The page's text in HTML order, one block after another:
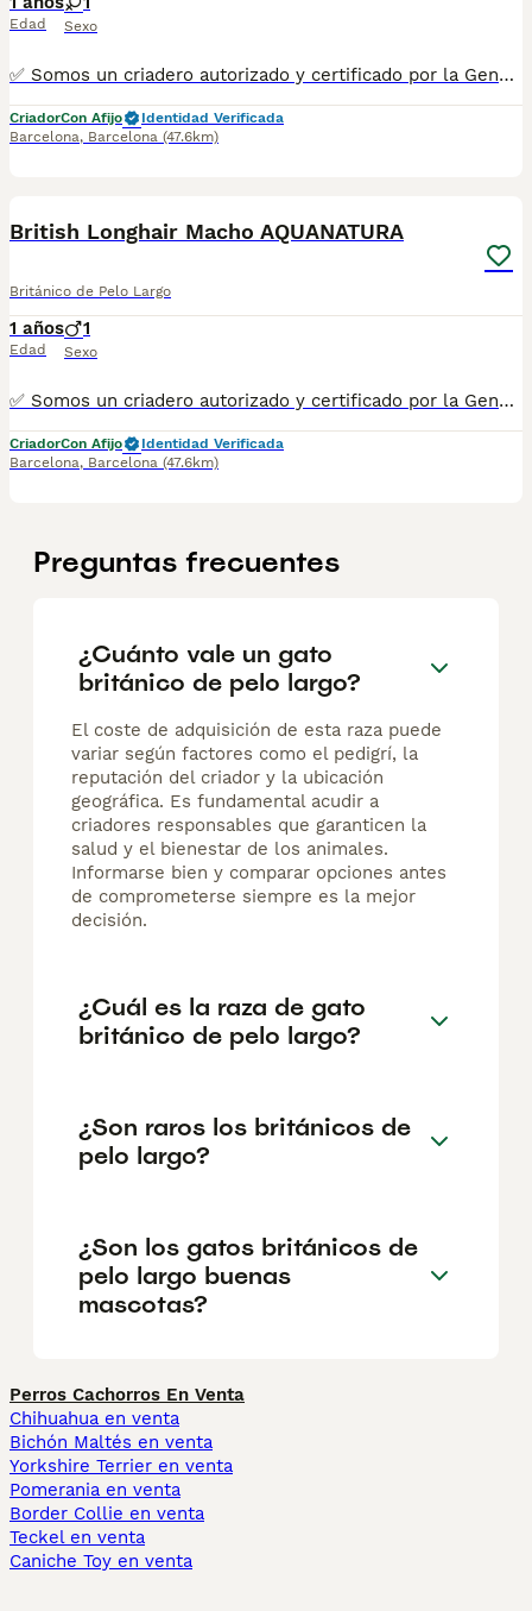
Edad Sexo
✅ Somos un criadero autorizado y certificado por la Generalitat de Catalunya. PARA MÁS INFORMACIÓN: ☎️ 933095977 📱 685878504 / 674320847 💻 www.aquanatura.es 🚙 Hacemos envíos 📌 Calle Roger de Flor 45, muy cerca del Arc de Triomf de Barcelona, de Lunes a Sábados. Se entregan con la mayoría de sus vacunas, desparasitados interna y externamente, con microchip y su registro, cartilla sanitaria y contrato de garantías, bajo la supervisión de nuestro equipo veterinario. AQUANATURA
CriadorCon Afijo
Identidad Verificada
Barcelona, Barcelona (47.6km)
British Longhair Macho AQUANATURA
Británico de Pelo Largo
1 años
Edad
1
Sexo
✅ Somos un criadero autorizado y certificado por la Generalitat de Catalunya. PARA MÁS INFORMACIÓN: ☎️ 933095977 📱 685878504 / 674320847 💻 www.aquanatura.es 🚙 Hacemos envíos 📌 Calle Roger de Flor 45, muy cerca del Arc de Triomf de Barcelona, de Lunes a Sábados. Se entregan con la mayoría de sus vacunas, desparasitados interna y externamente, con microchip y su registro, cartilla sanitaria y contrato de garantías, bajo la supervisión de nuestro equipo veterinario. AQUANATURA
CriadorCon Afijo
Identidad Verificada
Barcelona, Barcelona (47.6km)
Preguntas frecuentes
¿Cuánto vale un gato
británico de pelo largo?
El coste de adquisición de esta raza puede
variar según factores como el pedigrí, la
reputación del criador y la ubicación
geográfica. Es fundamental acudir a
criadores responsables que garanticen la
salud y el bienestar de los animales.
Informarse bien y comparar opciones antes
de comprometerse siempre es la mejor
decisión.
¿Cuál es la raza de gato
británico de pelo largo?
¿Son raros los británicos de
pelo largo?
¿Son los gatos británicos de
pelo largo buenas
mascotas?
Perros Cachorros En Venta
Chihuahua en venta
Bichón Maltés en venta
Yorkshire Terrier en venta
Pomerania en venta
Border Collie en venta
Teckel en venta
Caniche Toy en venta